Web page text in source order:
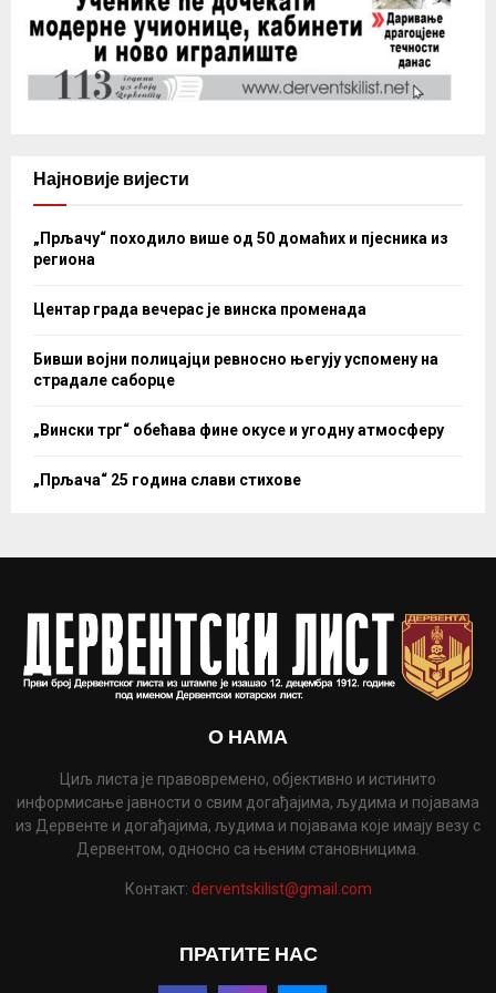
Најновије вијести
„Прљачу“ походило више од 50 домаћих и пјесника из
региона
Центар града вечерас је винска променада
Бивши војни полицајци ревносно његују успомену на
страдале саборце
„Вински трг“ обећава фине окусе и угодну атмосферу
„Прљача“ 25 година слави стихове
О НАМА
Циљ листа је правовремено, објективно и истинито
информисање јавности о свим догађајима, људима и појавама
из Дервенте и догађајима, људима и појавама које имају везу с
Дервентом, односно са њеним становницима.
Контакт: derventskilist@gmail.com
ПРАТИТЕ НАС